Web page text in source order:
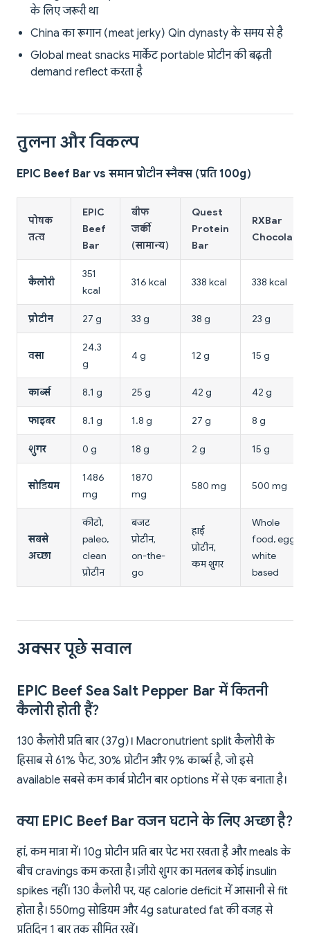
के लिए जरूरी था
China का रूगान (meat jerky) Qin dynasty के समय से है
Global meat snacks मार्केट portable प्रोटीन की बढ़ती
demand reflect करता है
तुलना और विकल्प
EPIC Beef Bar vs समान प्रोटीन स्नैक्स (प्रति 100g)
पोषक
तत्व
EPIC
Beef
Bar
बीफ
जर्की
(सामान्य)
Quest
Protein
Bar
RXBar
Chocolate
कैलोरी
351
kcal
316 kcal 338 kcal 338 kcal
प्रोटीन 27 g 33 g 38 g 23 g
वसा
24.3
g
4 g 12 g 15 g
कार्ब्स 8.1 g 25 g 42 g 42 g
फाइबर 8.1 g 1.8 g 27 g 8 g
शुगर 0 g 18 g 2 g 15 g
सोडियम
1486
mg
1870
mg
580 mg 500 mg
सबसे
अच्छा
कीटो,
paleo,
clean
प्रोटीन
बजट
प्रोटीन,
on-the-
go
हाई
प्रोटीन,
कम शुगर
Whole
food, egg
white
based
अक्सर पूछे सवाल
EPIC Beef Sea Salt Pepper Bar में कितनी
कैलोरी होती हैं?
130 कैलोरी प्रति बार (37g)। Macronutrient split कैलोरी के
हिसाब से 61% फैट, 30% प्रोटीन और 9% कार्ब्स है, जो इसे
available सबसे कम कार्ब प्रोटीन बार options में से एक बनाता है।
क्या EPIC Beef Bar वजन घटाने के लिए अच्छा है?
हां, कम मात्रा में। 10g प्रोटीन प्रति बार पेट भरा रखता है और meals के
बीच cravings कम करता है। ज़ीरो शुगर का मतलब कोई insulin
spikes नहीं। 130 कैलोरी पर, यह calorie deficit में आसानी से fit
होता है। 550mg सोडियम और 4g saturated fat की वजह से
प्रतिदिन 1 बार तक सीमित रखें।